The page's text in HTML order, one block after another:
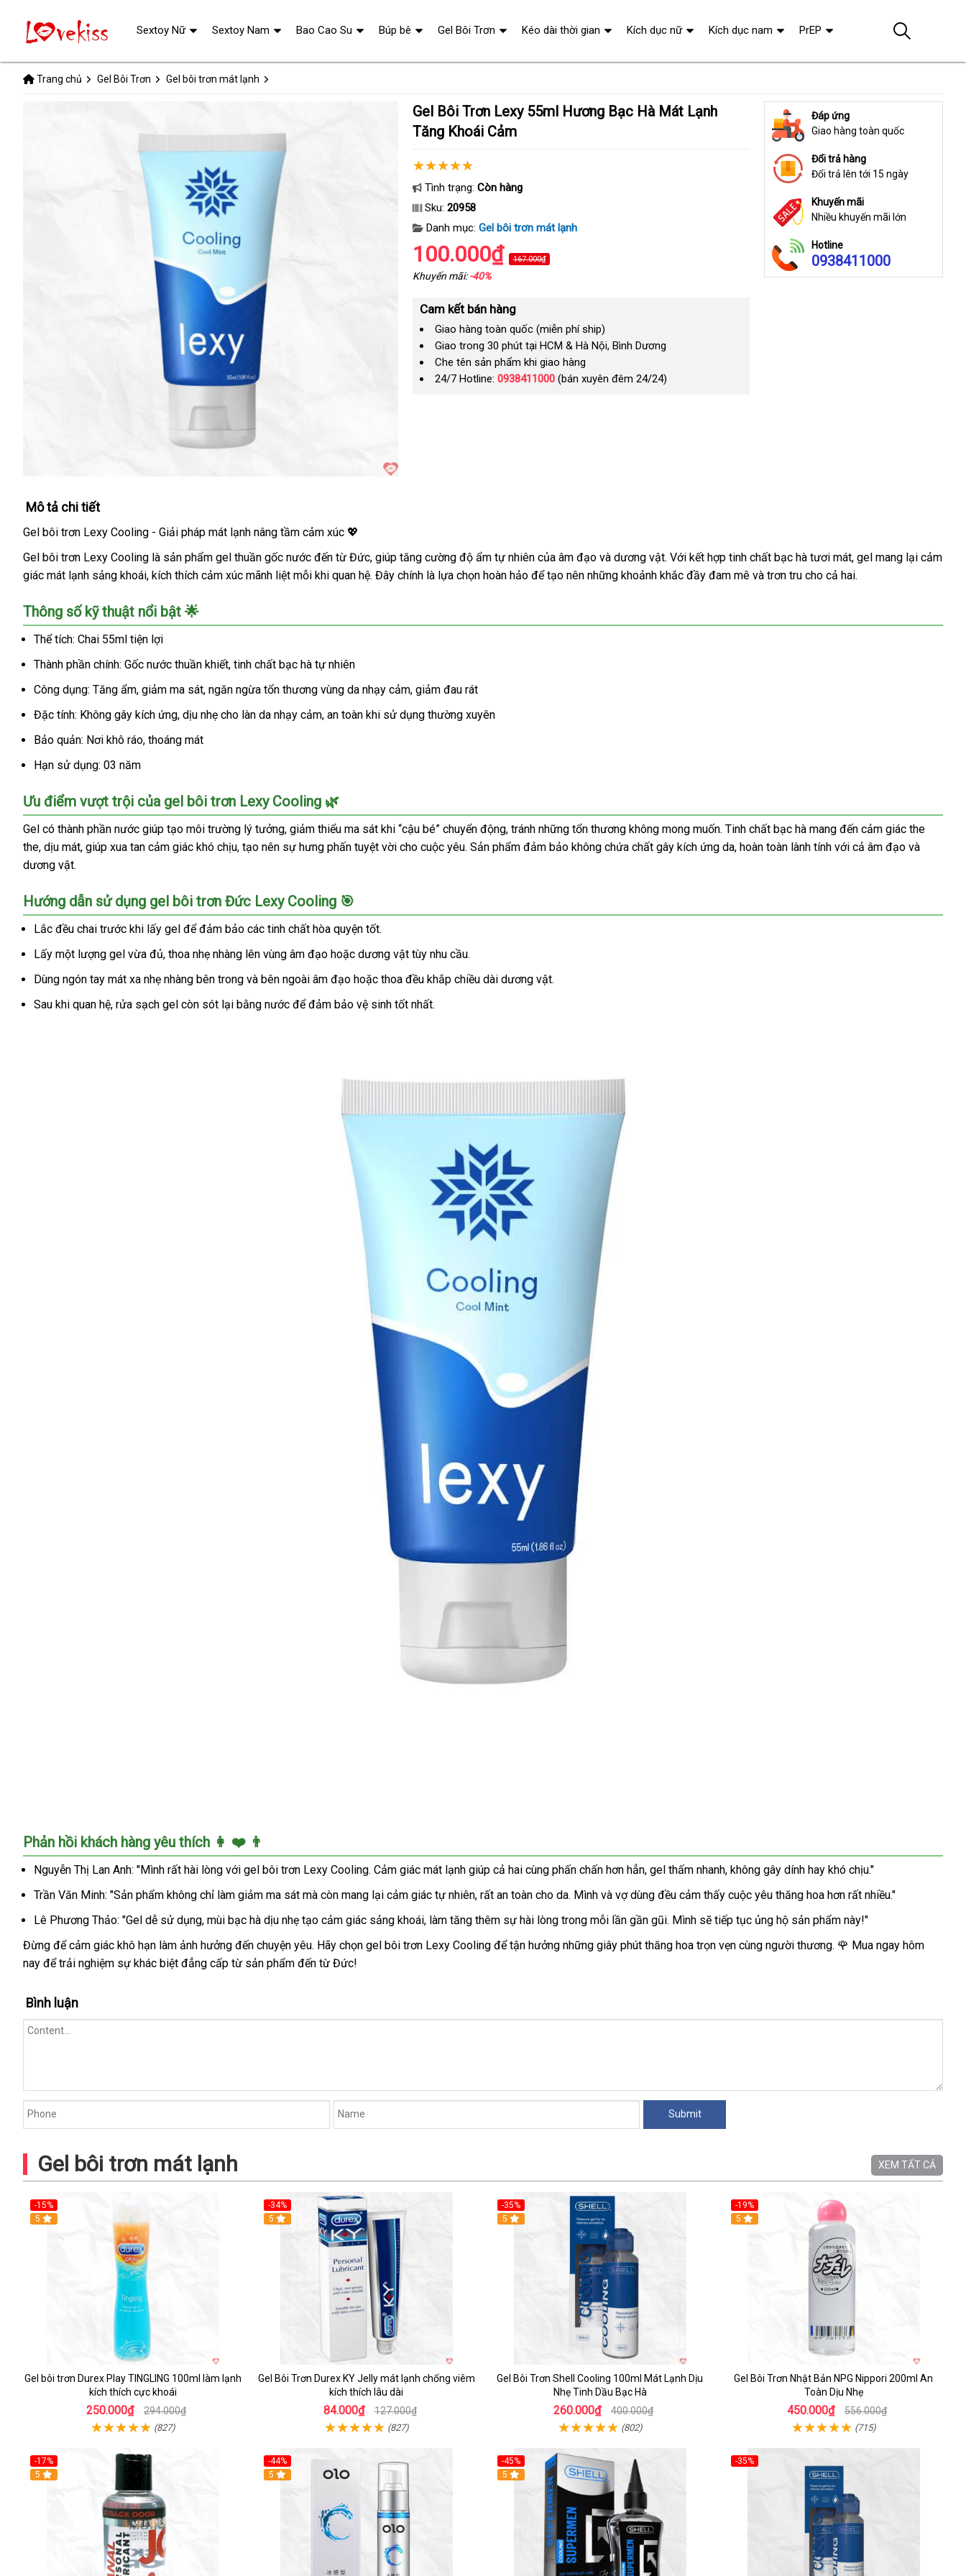
Trang chủ Gel Bôi Trơn Gel bôi trơn mát lạnh
Gel Bôi Trơn Lexy 55ml Hương Bạc Hà Mát Lạnh
Tăng Khoái Cảm
Tình trạng: Còn hàng
Sku: 20958
Danh mục: Gel bôi trơn mát lạnh
100.000₫ 167.000₫
Khuyến mãi:-40%
Cam kết bán hàng
Giao hàng toàn quốc (miễn phí ship)
Giao trong 30 phút tại HCM & Hà Nội, Bình Dương
Che tên sản phẩm khi giao hàng
24/7 Hotline: 0938411000(bán xuyên đêm 24/24)
Đáp ứng
Giao hàng toàn quốc
Đổi trả hàng
Đổi trả lên tới 15 ngày
Khuyến mãi
Nhiều khuyến mãi lớn
Hotline
0938411000
Mô tả chi tiết
Gel bôi trơn Lexy Cooling - Giải pháp mát lạnh nâng tầm cảm xúc 💖
Gel bôi trơn Lexy Cooling là sản phẩm gel thuần gốc nước đến từ Đức, giúp tăng cường độ ẩm tự nhiên của âm đạo và dương vật. Với kết hợp tinh chất bạc hà tươi mát, gel mang lại cảm
giác mát lạnh sảng khoái, kích thích cảm xúc mãnh liệt mỗi khi quan hệ. Đây chính là lựa chọn hoàn hảo để tạo nên những khoảnh khắc đầy đam mê và trơn tru cho cả hai.
Thông số kỹ thuật nổi bật 🌟
Thể tích: Chai 55ml tiện lợi
Thành phần chính: Gốc nước thuần khiết, tinh chất bạc hà tự nhiên
Công dụng: Tăng ẩm, giảm ma sát, ngăn ngừa tổn thương vùng da nhạy cảm, giảm đau rát
Đặc tính: Không gây kích ứng, dịu nhẹ cho làn da nhạy cảm, an toàn khi sử dụng thường xuyên
Bảo quản: Nơi khô ráo, thoáng mát
Hạn sử dụng: 03 năm
Ưu điểm vượt trội của gel bôi trơn Lexy Cooling 🌿
Gel có thành phần nước giúp tạo môi trường lý tưởng, giảm thiểu ma sát khi “cậu bé” chuyển động, tránh những tổn thương không mong muốn. Tinh chất bạc hà mang đến cảm giác the
the, dịu mát, giúp xua tan cảm giác khó chịu, tạo nên sự hưng phấn tuyệt vời cho cuộc yêu. Sản phẩm đảm bảo không chứa chất gây kích ứng da, hoàn toàn lành tính với cả âm đạo và
dương vật.
Hướng dẫn sử dụng gel bôi trơn Đức Lexy Cooling 🎯
Lắc đều chai trước khi lấy gel để đảm bảo các tinh chất hòa quyện tốt.
Lấy một lượng gel vừa đủ, thoa nhẹ nhàng lên vùng âm đạo hoặc dương vật tùy nhu cầu.
Dùng ngón tay mát xa nhẹ nhàng bên trong và bên ngoài âm đạo hoặc thoa đều khắp chiều dài dương vật.
Sau khi quan hệ, rửa sạch gel còn sót lại bằng nước để đảm bảo vệ sinh tốt nhất.
Hương
Bạc
Hà
Mát
Lạnh
Tăng
Cảm
Phản hồi khách hàng yêu thích 👩 ❤️ 👨
Nguyễn Thị Lan Anh: "Mình rất hài lòng với gel bôi trơn Lexy Cooling. Cảm giác mát lạnh giúp cả hai cùng phấn chấn hơn hẳn, gel thấm nhanh, không gây dính hay khó chịu."
Trần Văn Minh: "Sản phẩm không chỉ làm giảm ma sát mà còn mang lại cảm giác tự nhiên, rất an toàn cho da. Mình và vợ dùng đều cảm thấy cuộc yêu thăng hoa hơn rất nhiều."
Lê Phương Thảo: "Gel dễ sử dụng, mùi bạc hà dịu nhẹ tạo cảm giác sảng khoái, làm tăng thêm sự hài lòng trong mỗi lần gần gũi. Mình sẽ tiếp tục ủng hộ sản phẩm này!"
Đừng để cảm giác khô hạn làm ảnh hưởng đến chuyện yêu. Hãy chọn gel bôi trơn Lexy Cooling để tận hưởng những giây phút thăng hoa trọn vẹn cùng người thương. 🌹 Mua ngay hôm
nay để trải nghiệm sự khác biệt đẳng cấp từ sản phẩm đến từ Đức!
Bình luận
Gel bôi trơn mát lạnh XEM TẤT CẢ
-15%
5
Gel bôi trơn Durex Play TINGLING 100ml làm lạnh
kích thích cực khoái
250.000₫ 294.000₫
(827)
-34%
5
Gel Bôi Trơn Durex KY Jelly mát lạnh chống viêm
kích thích lâu dài
84.000₫ 127.000₫
(827)
-35%
5
Gel Bôi Trơn Shell Cooling 100ml Mát Lạnh Dịu
Nhẹ Tinh Dầu Bạc Hà
260.000₫ 400.000₫
(802)
-19%
5
Gel Bôi Trơn Nhật Bản NPG Nippori 200ml An
Toàn Dịu Nhẹ
450.000₫ 556.000₫
(715)
-17%
5
-44%
5
-45%
5
-35%
Sextoy Nữ Sextoy Nam Bao Cao Su Búp bê Gel Bôi Trơn Kéo dài thời gian Kích dục nữ Kích dục nam PrEP